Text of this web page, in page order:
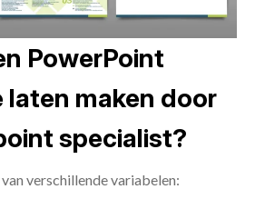
PowerPoint
maken door
specialist?
verschillende variabelen: